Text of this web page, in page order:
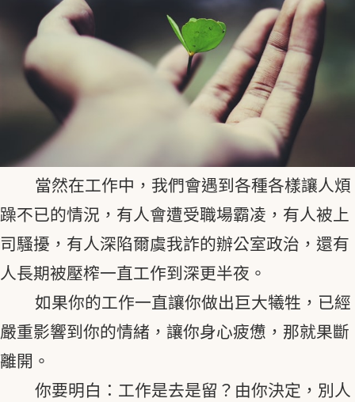
當然在工作中，我們會遇到各種各樣讓人煩
躁不已的情況，有人會遭受職場霸凌，有人被上
司騷擾，有人深陷爾虞我詐的辦公室政治，還有
人長期被壓榨一直工作到深更半夜。
如果你的工作一直讓你做出巨大犧牲，已經
嚴重影響到你的情緒，讓你身心疲憊，那就果斷
離開。
你要明白：工作是去是留？由你決定，別人